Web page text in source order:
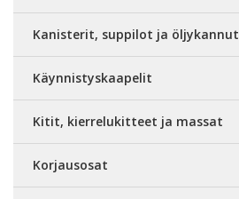
Kanisterit, suppilot ja öljykannut
Käynnistyskaapelit
Kitit, kierrelukitteet ja massat
Korjausosat